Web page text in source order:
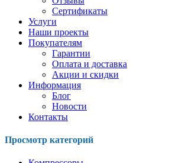
Сертификаты
Услуги
Наши проекты
Покупателям
Гарантии
Оплата и доставка
Акции и скидки
Информация
Блог
Новости
Контакты
Просмотр категорий